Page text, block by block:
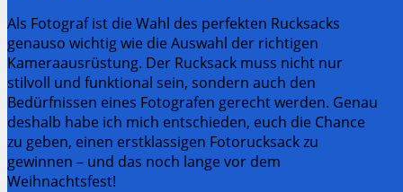
Als Fotograf ist die Wahl des perfekten Rucksacks
genauso wichtig wie die Auswahl der richtigen
Kameraausrüstung. Der Rucksack muss nicht nur
stilvoll und funktional sein, sondern auch den
Bedürfnissen eines Fotografen gerecht werden. Genau
deshalb habe ich mich entschieden, euch die Chance
zu geben, einen erstklassigen Fotorucksack zu
gewinnen – und das noch lange vor dem
Weihnachtsfest!